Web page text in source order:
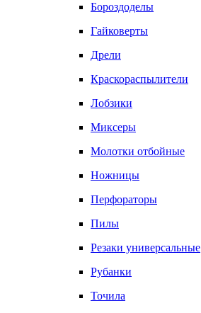
Бороздоделы
Гайковерты
Дрели
Краскораспылители
Лобзики
Миксеры
Молотки отбойные
Ножницы
Перфораторы
Пилы
Резаки универсальные
Рубанки
Точила